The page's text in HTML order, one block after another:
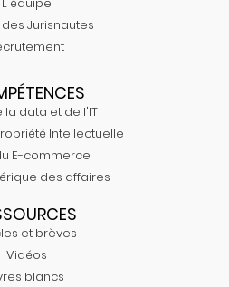
L'équipe
Jurisnautes
la data et de l'IT
Intellectuelle
E-commerce
des affaires
et brèves
Vidéos
blancs